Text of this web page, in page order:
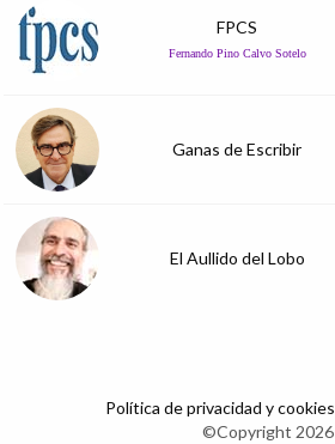
FPCS
Fernando Pino Calvo Sotelo
Ganas de Escribir
El Aullido del Lobo
Política de privacidad y cookies
©Copyright 2026